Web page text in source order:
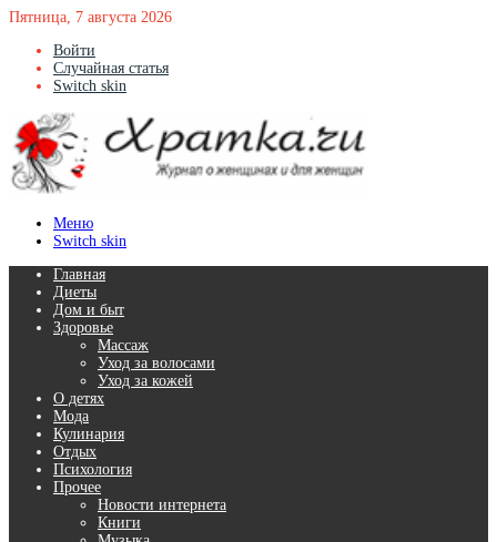
Пятница, 7 августа 2026
Войти
Случайная статья
Switch skin
Меню
Switch skin
Главная
Диеты
Дом и быт
Здоровье
Массаж
Уход за волосами
Уход за кожей
О детях
Мода
Кулинария
Отдых
Психология
Прочее
Новости интернета
Книги